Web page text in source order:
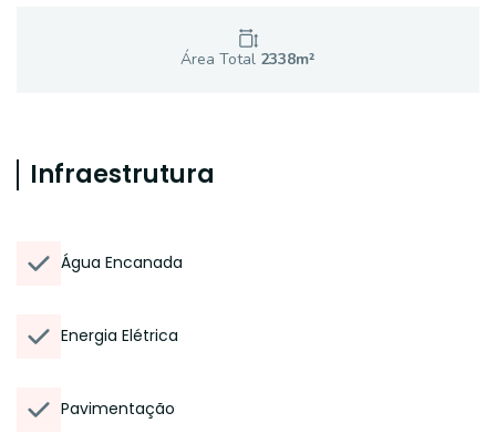
Área Total 2338m²
Infraestrutura
Água Encanada
Energia Elétrica
Pavimentação